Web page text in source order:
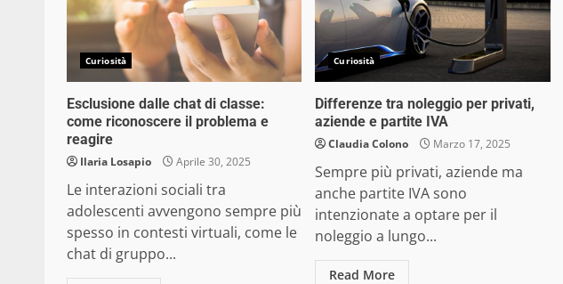
Curiosità
Esclusione dalle chat di classe:
come riconoscere il problema e
reagire
Ilaria Losapio Aprile 30, 2025
Le interazioni sociali tra
adolescenti avvengono sempre più
spesso in contesti virtuali, come le
chat di gruppo...
Curiosità
Differenze tra noleggio per privati,
aziende e partite IVA
Claudia Colono Marzo 17, 2025
Sempre più privati, aziende ma
anche partite IVA sono
intenzionate a optare per il
noleggio a lungo...
Read More